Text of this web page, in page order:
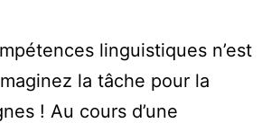
linguistiques n’est
la tâche pour la
! Au cours d’une